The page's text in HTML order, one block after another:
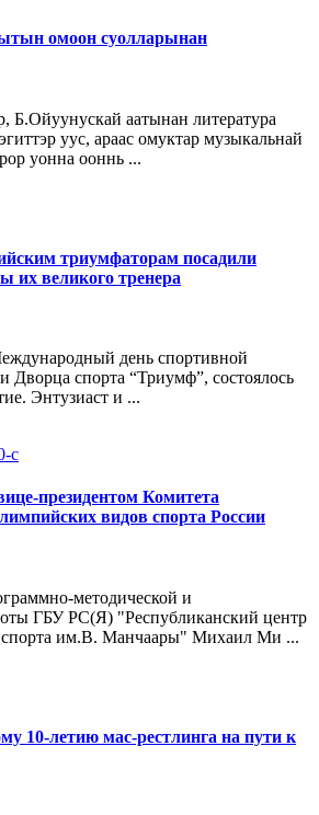
омоон суолларынан
аатынан литература
уус, араас омуктар музыкальнай
уонна ооннь ...
триумфаторам посадили
их великого тренера
день спортивной
Дворца спорта “Триумф”, состоялось
Энтузиаст и ...
президентом Комитета
видов спорта России
методической и
ГБУ РС(Я) "Республиканский центр
спорта им.В. Манчаары" Михаил Ми ...
10-летию мас-рестлинга на пути к